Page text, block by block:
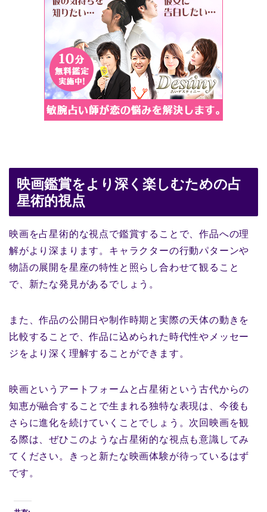
映画鑑賞をより深く楽しむための占
星術的視点
映画を占星術的な視点で鑑賞することで、作品への理
解がより深まります。キャラクターの行動パターンや
物語の展開を星座の特性と照らし合わせて観ること
で、新たな発見があるでしょう。
また、作品の公開日や制作時期と実際の天体の動きを
比較することで、作品に込められた時代性やメッセー
ジをより深く理解することができます。
映画というアートフォームと占星術という古代からの
知恵が融合することで生まれる独特な表現は、今後も
さらに進化を続けていくことでしょう。次回映画を観
る際は、ぜひこのような占星術的な視点も意識してみ
てください。きっと新たな映画体験が待っているはず
です。